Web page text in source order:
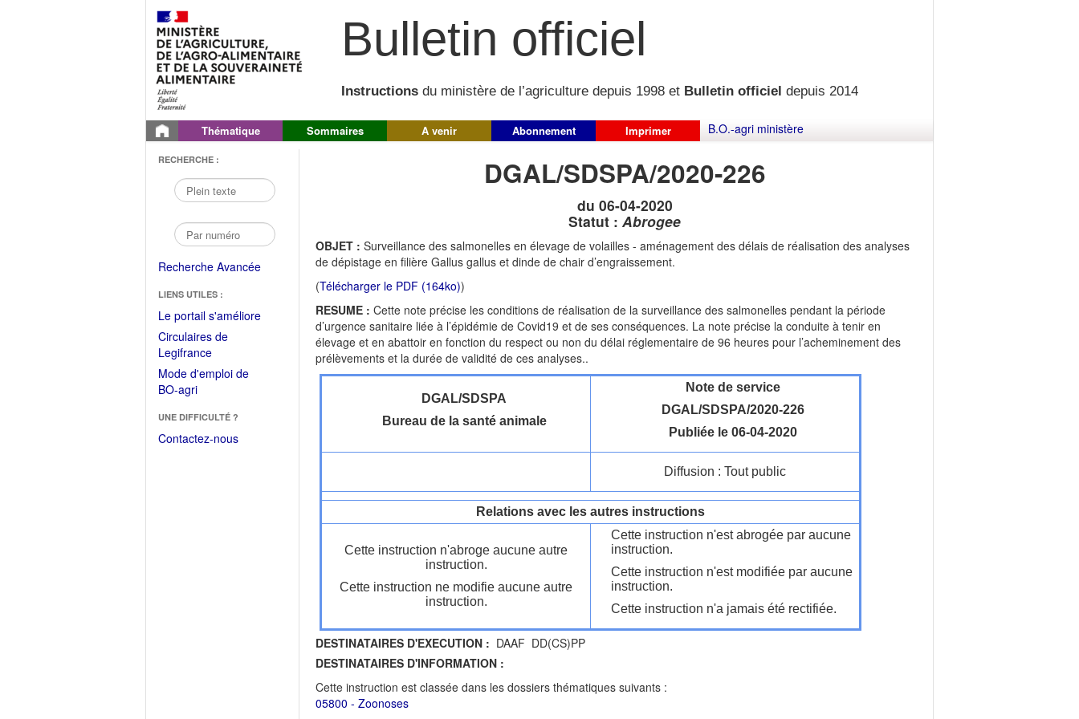
Bulletin officiel
Instructions du ministère de l’agriculture depuis 1998 et Bulletin officiel depuis 2014
Thématique Sommaires A venir Abonnement Imprimer B.O.-agri ministère
RECHERCHE :
Recherche Avancée
LIENS UTILES :
Le portail s'améliore(Fichier
Circulaires de
Legifrance(Ouvrir
dans
une
fenêtre)
Mode d'emploi de
BO-agri(Ouvrir
une
nouvelle
UNE DIFFICULTÉ ?
Contactez-nous
DGAL/SDSPA/2020-226
du 06-04-2020
Statut : Abrogee
OBJET : Surveillance des salmonelles en élevage de volailles - aménagement des délais de réalisation des analyses
de dépistage en filière Gallus gallus et dinde de chair d’engraissement.
(Télécharger le PDF (164ko))
RESUME : Cette note précise les conditions de réalisation de la surveillance des salmonelles pendant la période
d’urgence sanitaire liée à l’épidémie de Covid19 et de ses conséquences. La note précise la conduite à tenir en
élevage et en abattoir en fonction du respect ou non du délai réglementaire de 96 heures pour l’acheminement des
prélèvements et la durée de validité de ces analyses..
DGAL/SDSPA
Bureau de la santé animale
Note de service
DGAL/SDSPA/2020-226
Publiée le 06-04-2020
Diffusion : Tout public
Relations avec les autres instructions
Cette instruction n'abroge aucune autre
instruction.
Cette instruction ne modifie aucune autre
instruction.
Cette instruction n'est abrogée par aucune
instruction.
Cette instruction n'est modifiée par aucune
instruction.
Cette instruction n'a jamais été rectifiée.
DESTINATAIRES D'EXECUTION : DAAF DD(CS)PP
DESTINATAIRES D'INFORMATION :
Cette instruction est classée dans les dossiers thématiques suivants :
05800 - Zoonoses